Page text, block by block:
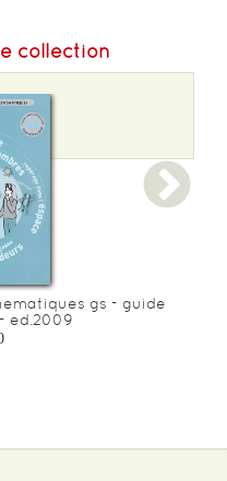
collection
gs - guide
ed.2009